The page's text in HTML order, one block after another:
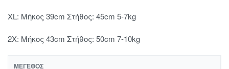
XL: Μήκος 39cm Στήθος: 45cm 5-7kg
2X: Μήκος 43cm Στήθος: 50cm 7-10kg
ΜΈΓΕΘΟΣ